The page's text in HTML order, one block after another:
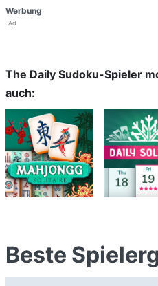
Werbung
Ad
The Daily Sudoku-Spieler
auch:
Beste